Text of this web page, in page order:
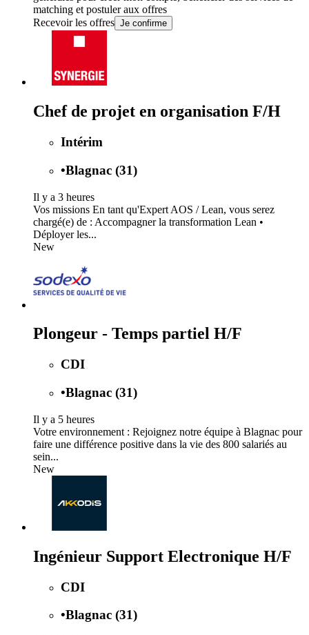
matching et postuler aux offres
Recevoir les offres Je confirme
Chef de projet en organisation F/H
Intérim
•Blagnac (31)
Il y a 3 heures
Vos missions En tant qu'Expert AOS / Lean, vous serez
chargé(e) de : Accompagner la transformation Lean •
Déployer les...
New
Plongeur - Temps partiel H/F
CDI
•Blagnac (31)
Il y a 5 heures
Votre environnement : Rejoignez notre équipe à Blagnac pour
faire une différence positive dans la vie des 800 salariés au
sein...
New
Ingénieur Support Electronique H/F
CDI
•Blagnac (31)